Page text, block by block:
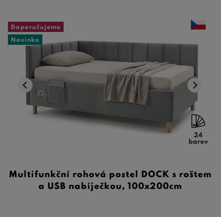
Doporučujeme
Novinka
24
barev
Multifunkční rohová postel DOCK s roštem
a USB nabíječkou, 100x200cm